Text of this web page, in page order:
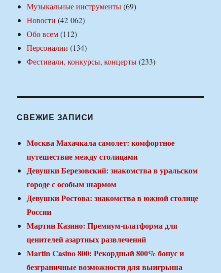
Музыкальные инструменты(69)
Новости (42 062)
Обо всем(112)
Персоналии (134)
Фестивали, конкурсы, концерты(233)
СВЕЖИЕ ЗАПИСИ
Москва Махачкала самолет: комфортное
путешествие между столицами
Девушки Березовский: знакомства в уральском
городе с особым шармом
Девушки Ростова: знакомства в южной столице
России
Мартин Казино: Премиум-платформа для
ценителей азартных развлечений
Martin Casino 800: Рекордный 800% бонус и
безграничные возможности для выигрыша